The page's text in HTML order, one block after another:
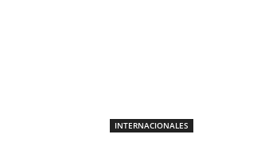
INTERNACIONALES